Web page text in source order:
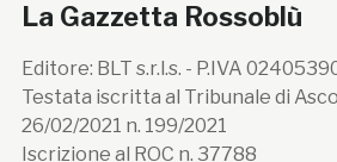
La Gazzetta Rossoblù
Editore: BLT s.r.l.s. - P.IVA
Testata iscritta al Tribunale di
26/02/2021 n. 199/2021
Iscrizione al ROC n. 37788